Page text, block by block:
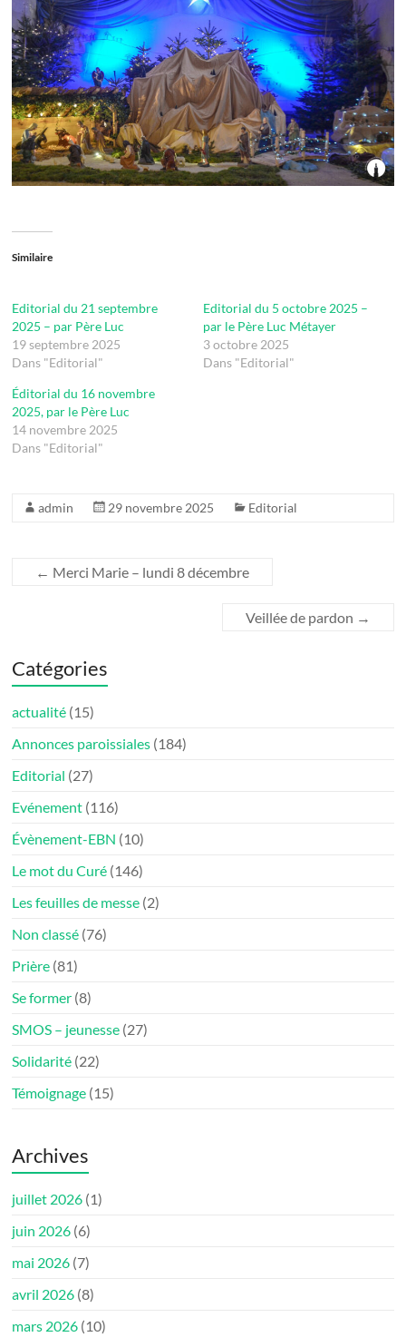
Similaire
Editorial du 21 septembre
2025 – par Père Luc
19 septembre 2025
Dans "Editorial"
Editorial du 5 octobre 2025 –
par le Père Luc Métayer
3 octobre 2025
Dans "Editorial"
Éditorial du 16 novembre
2025, par le Père Luc
14 novembre 2025
Dans "Editorial"
admin 29 novembre 2025 Editorial
← Merci Marie – lundi 8 décembre
Veillée de pardon →
Catégories
actualité (15)
Annonces paroissiales (184)
Editorial (27)
Evénement (116)
Évènement-EBN (10)
Le mot du Curé (146)
Les feuilles de messe (2)
Non classé (76)
Prière (81)
Se former (8)
SMOS – jeunesse (27)
Solidarité (22)
Témoignage (15)
Archives
juillet 2026 (1)
juin 2026 (6)
mai 2026 (7)
avril 2026 (8)
mars 2026 (10)